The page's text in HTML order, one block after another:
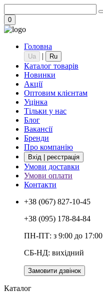
0
Головна
Ua | Ru
Каталог товарів
Новинки
Акції
Оптовим клієнтам
Уцінка
Тільки у нас
Блог
Вакансії
Бренди
Про компанію
Вхід | реєстрація
Умови доставки
Умови оплати
Контакти
+38 (067) 827-10-45
+38 (095) 178-84-84
ПН-ПТ: з 9:00 до 17:00
СБ-НД: вихідний
Замовити дзвінок
Каталог